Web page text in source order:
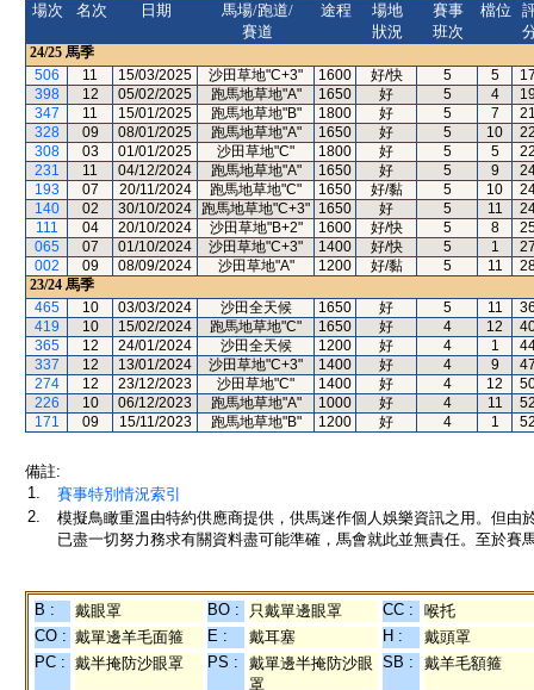
場次
名次 日期
馬場/跑道/
賽道
途程
場地
狀況
賽事
班次
檔位
24/25 馬季
506
11 15/03/2025 沙田草地"C+3" 1600 好/快 5 5
398
12 05/02/2025 跑馬地草地"A" 1650 好 5 4
347
11 15/01/2025 跑馬地草地"B" 1800 好 5 7
328
09 08/01/2025 跑馬地草地"A" 1650 好 5 10
308
03 01/01/2025 沙田草地"C" 1800 好 5 5
231
11 04/12/2024 跑馬地草地"A" 1650 好 5 9
193
07 20/11/2024 跑馬地草地"C" 1650 好/黏 5 10
140
02 30/10/2024 跑馬地草地"C+3" 1650 好 5 11
111
04 20/10/2024 沙田草地"B+2" 1600 好/快 5 8
065
07 01/10/2024 沙田草地"C+3" 1400 好/快 5 1
002
09 08/09/2024 沙田草地"A" 1200 好/黏 5 11
23/24 馬季
465
10 03/03/2024 沙田全天候 1650 好 5 11
419
10 15/02/2024 跑馬地草地"C" 1650 好 4 12
365
12 24/01/2024 沙田全天候 1200 好 4 1
337
12 13/01/2024 沙田草地"C+3" 1400 好 4 9
274
12 23/12/2023 沙田草地"C" 1400 好 4 12
226
10 06/12/2023 跑馬地草地"A" 1000 好 4 11
171
09 15/11/2023 跑馬地草地"B" 1200 好 4 1
備註:
1.
賽事特別情況索引
2.
模擬鳥瞰重溫由特約供應商提供，供馬迷作個人娛樂資訊之用。但
已盡一切努力務求有關資料盡可能準確，馬會就此並無責任。至於賽
B : 戴眼罩 BO : 只戴單邊眼罩 CC :
喉托
CO : 戴單邊羊毛面箍 E : 戴耳塞 H :
戴頭罩
PC : 戴半掩防沙眼罩 PS :
戴單邊半掩防沙眼
罩
SB : 戴羊毛額箍